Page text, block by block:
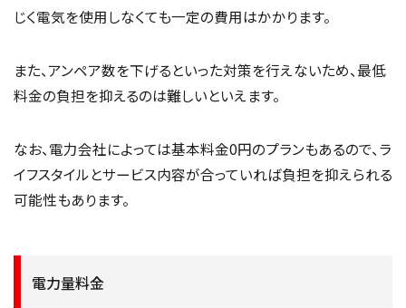
じく電気を使用しなくても一定の費用はかかります。
また、アンペア数を下げるといった対策を行えないため、最低
料金の負担を抑えるのは難しいといえます。
なお、電力会社によっては基本料金0円のプランもあるので、ラ
イフスタイルとサービス内容が合っていれば負担を抑えられる
可能性もあります。
電力量料金